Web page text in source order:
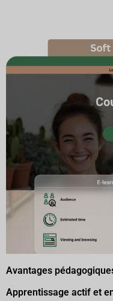
Avantages
Apprentissage actif et